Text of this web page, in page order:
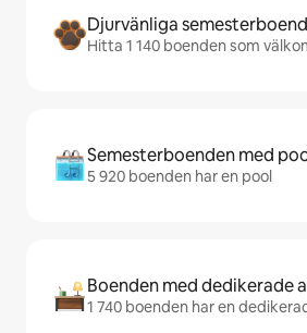
Djurvänliga
Hitta 1 140 boenden som
Semesterboenden med
5 920 boenden har en pool
Boenden med dedikerade
1 740 boenden har en